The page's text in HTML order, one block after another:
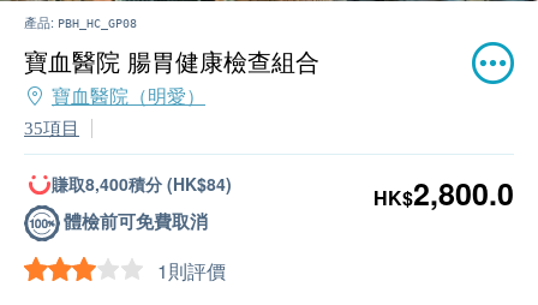
產品: PBH_HC_GP08
寶血醫院 腸胃健康檢查組合
寶血醫院（明愛）
35項目
賺取8,400積分 (HK$84)
體檢前可免費取消
1則評價
HK$2,800.0